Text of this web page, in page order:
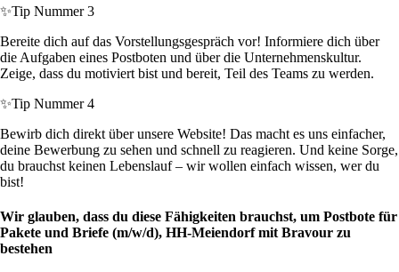
✨Tip Nummer 3
Bereite dich auf das Vorstellungsgespräch vor! Informiere dich über
die Aufgaben eines Postboten und über die Unternehmenskultur.
Zeige, dass du motiviert bist und bereit, Teil des Teams zu werden.
✨Tip Nummer 4
Bewirb dich direkt über unsere Website! Das macht es uns einfacher,
deine Bewerbung zu sehen und schnell zu reagieren. Und keine Sorge,
du brauchst keinen Lebenslauf – wir wollen einfach wissen, wer du
bist!
Wir glauben, dass du diese Fähigkeiten brauchst, um Postbote für
Pakete und Briefe (m/w/d), HH-Meiendorf mit Bravour zu
bestehen